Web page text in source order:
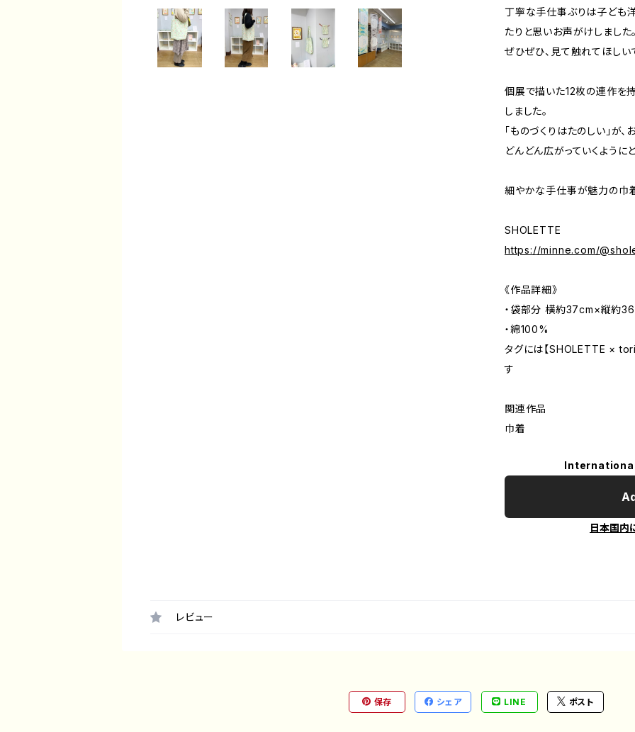
丁寧な手仕事ぶりは子ども
たりと思いお声がけしました
ぜひぜひ、見て触れてほしい
個展で描いた12枚の連作を
しました。
「ものづくりはたのしい」が
どんどん広がっていくように
細やかな手仕事が魅力の巾
SHOLETTE
https://minne.com/
《作品詳細》
・袋部分 横約37cm×縦約
・綿100%
タグには【SHOLETTE ×
す
関連作品
巾着
日本国内
レビュー
保存 シェア LINE ポスト